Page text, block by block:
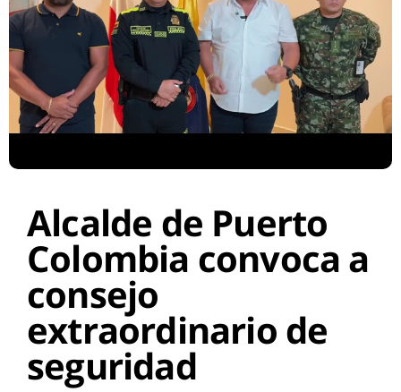
Alcalde de Puerto
Colombia convoca a
consejo
extraordinario de
seguridad